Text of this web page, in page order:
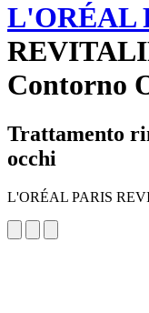
L'ORÉAL
Contorno
Trattamento
occhi
L'ORÉAL PARIS